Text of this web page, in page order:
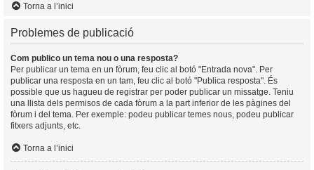
Torna a l’inici
Problemes de publicació
Com publico un tema nou o una resposta?
Per publicar un tema en un fòrum, feu clic al botó "Entrada nova". Per
publicar una resposta en un tam, feu clic al botó "Publica resposta". És
possible que us hagueu de registrar per poder publicar un missatge. Teniu
una llista dels permisos de cada fòrum a la part inferior de les pàgines del
fòrum i del tema. Per exemple: podeu publicar temes nous, podeu publicar
fitxers adjunts, etc.
Torna a l’inici